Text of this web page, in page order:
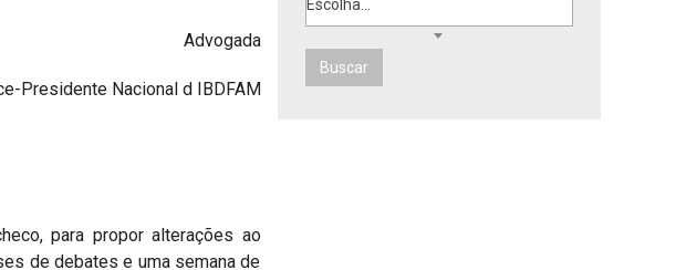
Advogada
Presidente Nacional d IBDFAM
para propor alterações ao
de debates e uma semana de
Escolha...
Buscar